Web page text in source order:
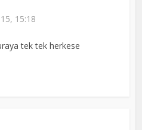
15:18
tek tek herkese